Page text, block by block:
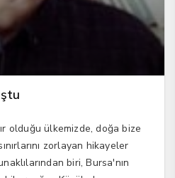
olduğu ülkemizde, doğa bize
zorlayan hikayeler
biri, Bursa'nın